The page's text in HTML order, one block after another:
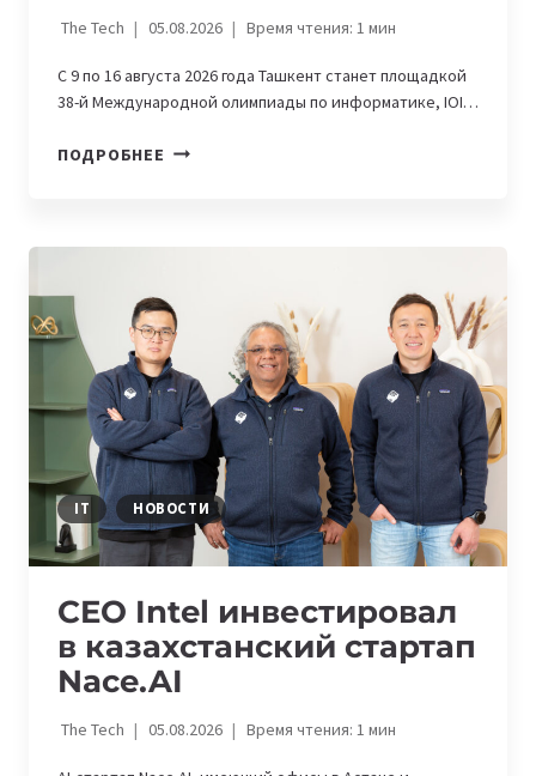
The Tech 05.08.2026 Время чтения: 1мин
С 9 по 16 августа 2026 года Ташкент станет площадкой
38-й Международной олимпиады по информатике, IOI…
ПОДРОБНЕЕ МЕЖДУНАРОДНАЯ
В
УЗБЕКИСТАНЕ
IT НОВОСТИ
CEO Intel инвестировал
в казахстанский стартап
Nace.AI
The Tech 05.08.2026 Время чтения: 1мин